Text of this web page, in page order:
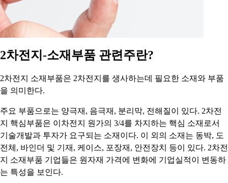
2차전지-소재부품 관련주란?
2차전지 소재부품은 2차전지를 생사하는데 필요한 소재와 부품
을 의미한다.
주요 부품으로는 양극재, 음극재, 분리막, 전해질이 있다. 2차전
지 핵심부품은 이차전지 원가의 3/4를 차지하는 핵심 소재로서
기술개발과 투자가 요구되는 소재이다. 이 외의 소재는 동박, 도
전체, 바인더 및 기재, 케이스, 포장재, 안전장치 등이 있다. 2차전
지 소재부품 기업들은 원자재 가격에 변화에 기업실적이 변동하
는 특성을 보인다.